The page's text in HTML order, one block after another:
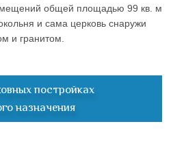
общей площадью 99 кв. м
и сама церковь снаружи
и гранитом.
постройках
назначения